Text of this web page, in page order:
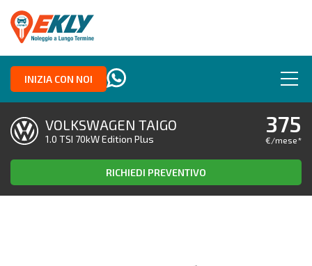
INIZIA CON NOI
VOLKSWAGEN TAIGO
1.0 TSI 70kW Edition Plus
375
€/mese*
RICHIEDI PREVENTIVO